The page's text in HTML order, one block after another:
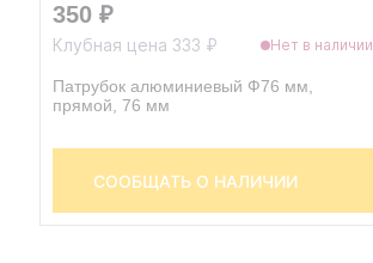
350 ₽
Клубная цена 333 ₽ Нет в наличии
Патрубок алюминиевый Ф76 мм,
прямой, 76 мм
СООБЩАТЬ О НАЛИЧИИ